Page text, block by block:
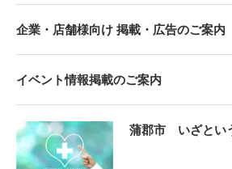
企業・店舗様向け 掲載・広告のご案内
イベント情報掲載のご案内
蒲郡市 いざとい